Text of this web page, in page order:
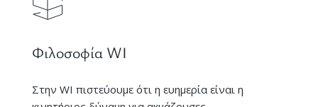
Φιλοσοφία WI
Στην WI πιστεύουμε ότι η ευημερία είναι η